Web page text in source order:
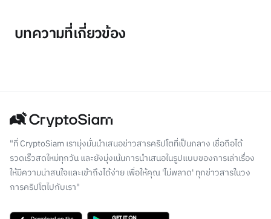
บทความที่เกี่ยวข้อง
"ที่ CryptoSiam เรามุ่งมั่นนำเสนอข่าวสารคริปโตที่เป็นกลาง เชื่อถือได้
รวดเร็วสดใหม่ทุกวัน และยังมุ่งเน้นการนำเสนอในรูปแบบของการเล่าเรื่อง
ให้มีความน่าสนใจและเข้าถึงได้ง่าย เพื่อให้คุณ 'ไม่พลาด' ทุกข่าวสารในวง
การคริปโตไปกับเรา"